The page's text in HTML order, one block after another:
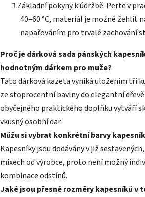
Základní pokyny k údržbě: Perte v
40–60 °C, materiál je možné žehlit
napařováním pro trvalé zachování
Proč je dárková sada pánských
hodnotným dárkem pro muže?
Tato dárková kazeta vyniká uložením tří
ze stoprocentní bavlny do elegantní
obyčejného praktického doplňku vytváří
vkusný osobní dar.
Můžu si vybrat konkrétní barvy
Kapesníky jsou dodávány v již
mixech od výrobce, proto není možný
kombinace odstínů.
Jaké jsou přesné rozměry kapesníků v